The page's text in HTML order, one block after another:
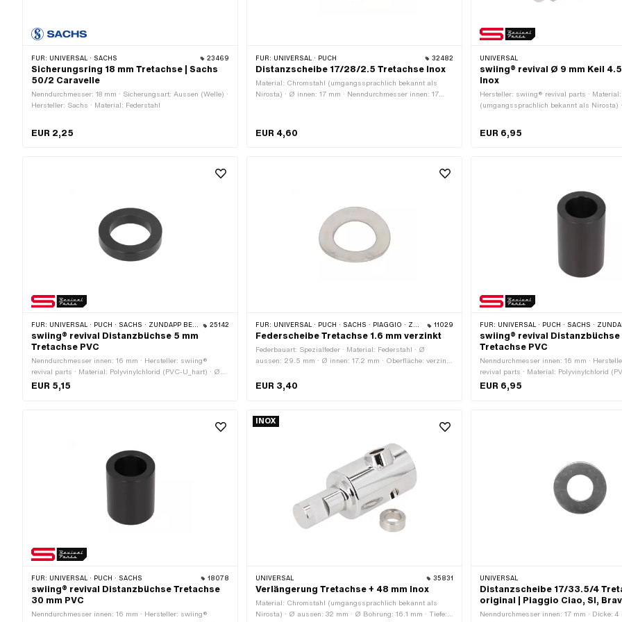
FÜR: UNIVERSAL · SACHS 23469
Sicherungsring 18 mm Tretachse | Sachs
50/2 Caravelle
Nenndurchmesser: 18 mm · Sicherungsart: Aussen (Welle) ·
Hersteller: Sachs · Material: Federstahl
EUR 2,25
FÜR: UNIVERSAL · PUCH 32482
Distanzscheibe 17/28/2.5 Tretachse Inox
Material: Chromstahl (umgangssprachlich bekannt als
Nirosta) · Ø innen: 17 mm · Nenndurchmesser innen: 17
EUR 4,60
UNIVERSAL
swiing® revival Ø 9 mm Keil
Inox
Hersteller: swiing® revival parts ·
(umgangssprachlich bekannt als Nirosta)
EUR 6,95
FÜR: UNIVERSAL · PUCH · SACHS · ZÜNDAPP BELMONDO 25142
swiing® revival Distanzbüchse 5 mm
Tretachse PVC
Nenndurchmesser innen: 16 mm · Hersteller: swiing®
revival parts · Material: Polyvinylchlorid (PVC-U_hart) · Ø
aussen: 25 mm · Ø innen: 16.3 mm · Gesamtlänge: 5 mm
EUR 5,15
FÜR: UNIVERSAL · PUCH · SACHS · PIAGGIO · ZÜNDAPP BELMONDO 11029
Federscheibe Tretachse 1.6 mm verzinkt
Federbauart: Spezialfeder · Material: Federstahl · Ø
aussen: 29.5 mm · Ø innen: 17.2 mm · Oberfläche: verzinkt
EUR 3,40
FÜR: UNIVERSAL · PUCH · SACHS · ZÜNDAPP
swiing® revival Distanzbüchse
Tretachse PVC
Nenndurchmesser innen: 16 mm ·
revival parts · Material: Polyvinylchlorid
aussen: 25 mm · Ø innen: 16.3 mm ·
EUR 6,95
FÜR: UNIVERSAL · PUCH · SACHS 18078
swiing® revival Distanzbüchse Tretachse
30 mm PVC
Nenndurchmesser innen: 16 mm · Hersteller: swiing®
INOX
UNIVERSAL 35831
Verlängerung Tretachse + 48 mm Inox
Material: Chromstahl (umgangssprachlich bekannt als
Nirosta) · Ø aussen: 32 mm · Ø Bohrung: 16.1 mm · Tiefe:
UNIVERSAL
Distanzscheibe 17/33.5/4
original | Piaggio Ciao, SI,
Nenndurchmesser innen: 17 mm · Dicke: 4